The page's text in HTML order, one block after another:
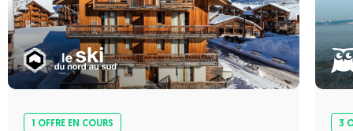
1 OFFRE EN COURS 3